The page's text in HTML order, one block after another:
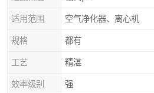
适用范围 空气净化器、离心机
规格 都有
工艺 精湛
效率级别 强